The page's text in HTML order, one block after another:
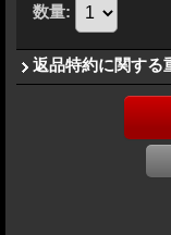
数量:
返品特約に関する